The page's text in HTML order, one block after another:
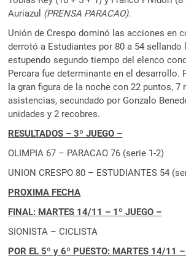
Auriazul (PRENSA PARACAO).
Unión de Crespo dominó las acciones en
derrotó a Estudiantes por 80 a 54 sellando
estupendo segundo tiempo del elenco
Percara fue determinante en el desarrollo.
la gran figura de la noche con 22 puntos, 7
asistencias, secundado por Gonzalo
unidades y 2 recobres.
RESULTADOS – 3º JUEGO –
OLIMPIA 67 – PARACAO 76 (serie 1-2)
UNION CRESPO 80 – ESTUDIANTES 54
PROXIMA FECHA
FINAL: MARTES 14/11 – 1º JUEGO –
SIONISTA – CICLISTA
POR EL 5º y 6º PUESTO: MARTES 14/11 –